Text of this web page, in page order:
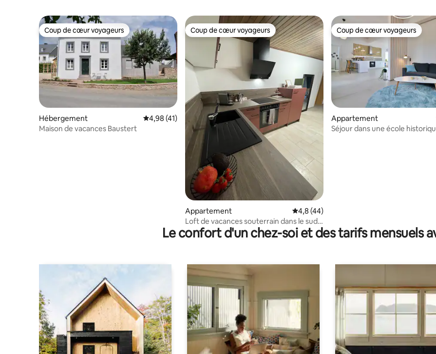
Coup de cœur voyageurs
Coup de cœur voyageurs
Hébergement Évaluation moyenne sur la base de 41 commentaires : 4,98 sur 5
4,98 (41)
Maison de vacances Baustert
Coup de cœur voyageurs
Coup de cœur voyageurs
Appartement Évaluation moyenne sur la base de 44
4,8 (44)
Loft de vacances souterrain dans le sud
de l'Eifel
Coup de cœur voyageurs
Coup de cœur voyageurs
Appartement
Séjour dans une école
Le confort d'un chez-soi et des tarifs mensuels